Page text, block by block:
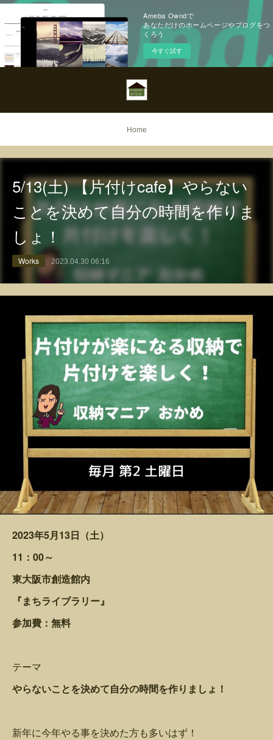
Ameba Owndで
あなただけのホームページやブログをつ
くろう
今すぐ試す
Home
5/13(土) 【片付けcafe】やらない
ことを決めて自分の時間を作りま
しょ！
Works 2023.04.30 06:16
2023年5月13日（土）
11：00～
東大阪市創造館内
『まちライブラリー』
参加費：無料
テーマ
やらないことを決めて自分の時間を作りましょ！
新年に今年やる事を決めた方も多いはず！